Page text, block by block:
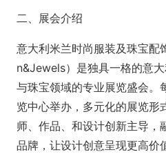
二、展会介绍
意大利米兰时尚服装及珠宝
n&Jewels）是独具一格的意
与珠宝领域的专业展览盛会。
览中心举办，多元化的展览形
师、作品、和设计创新主导，
品牌，让设计创意呈现更高价